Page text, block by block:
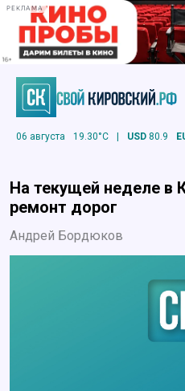
РЕКЛАМА
06 августа 19.30°C | USD 80.9
На текущей неделе в
ремонт дорог
Андрей Бордюков